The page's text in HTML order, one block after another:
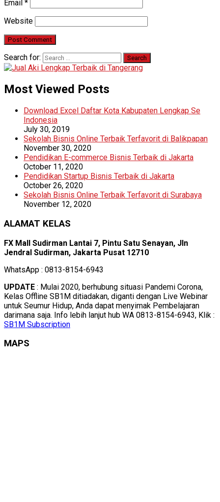
Email *
Website
Search for:
Most Viewed Posts
Download Excel Daftar Kota Kabupaten Lengkap Se
Indonesia
July 30, 2019
Sekolah Bisnis Online Terbaik Terfavorit di Balikpapan
November 30, 2020
Pendidikan E-commerce Bisnis Terbaik di Jakarta
October 11, 2020
Pendidikan Startup Bisnis Terbaik di Jakarta
October 26, 2020
Sekolah Bisnis Online Terbaik Terfavorit di Surabaya
November 12, 2020
ALAMAT KELAS
FX Mall Sudirman Lantai 7, Pintu Satu Senayan, Jln
Jendral Sudirman, Jakarta Pusat 12710
WhatsApp : 0813-8154-6943
UPDATE : Mulai 2020, berhubung situasi Pandemi Corona,
Kelas Offline SB1M ditiadakan, diganti dengan Live Webinar
untuk Seumur Hidup, Anda dapat menyimak Pembelajaran
darimana saja. Info lebih lanjut hub WA 0813-8154-6943, Klik :
SB1M Subscription
MAPS